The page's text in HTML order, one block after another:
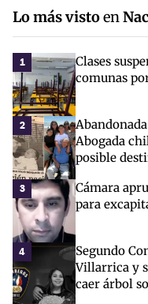
Lo más vistoen
1
Clases
comunas
2
Abogada
posible
3
Cámara
para
4
Segundo
Villarrica y
caer árbol